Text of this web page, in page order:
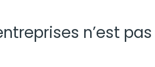
n’est pas